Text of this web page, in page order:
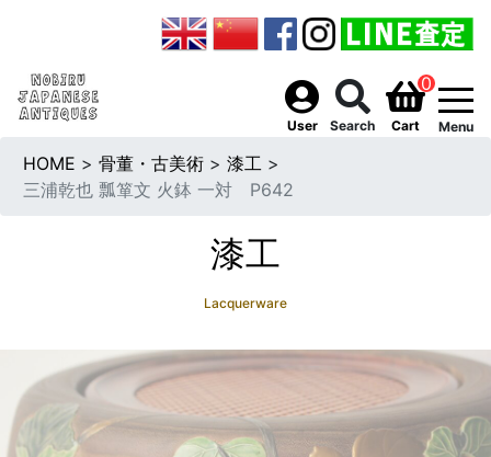
User Search
0
Cart Menu
HOME > 骨董・古美術 > 漆工 >
三浦乾也 瓢箪文 火鉢 一対 P642
漆工
Lacquerware